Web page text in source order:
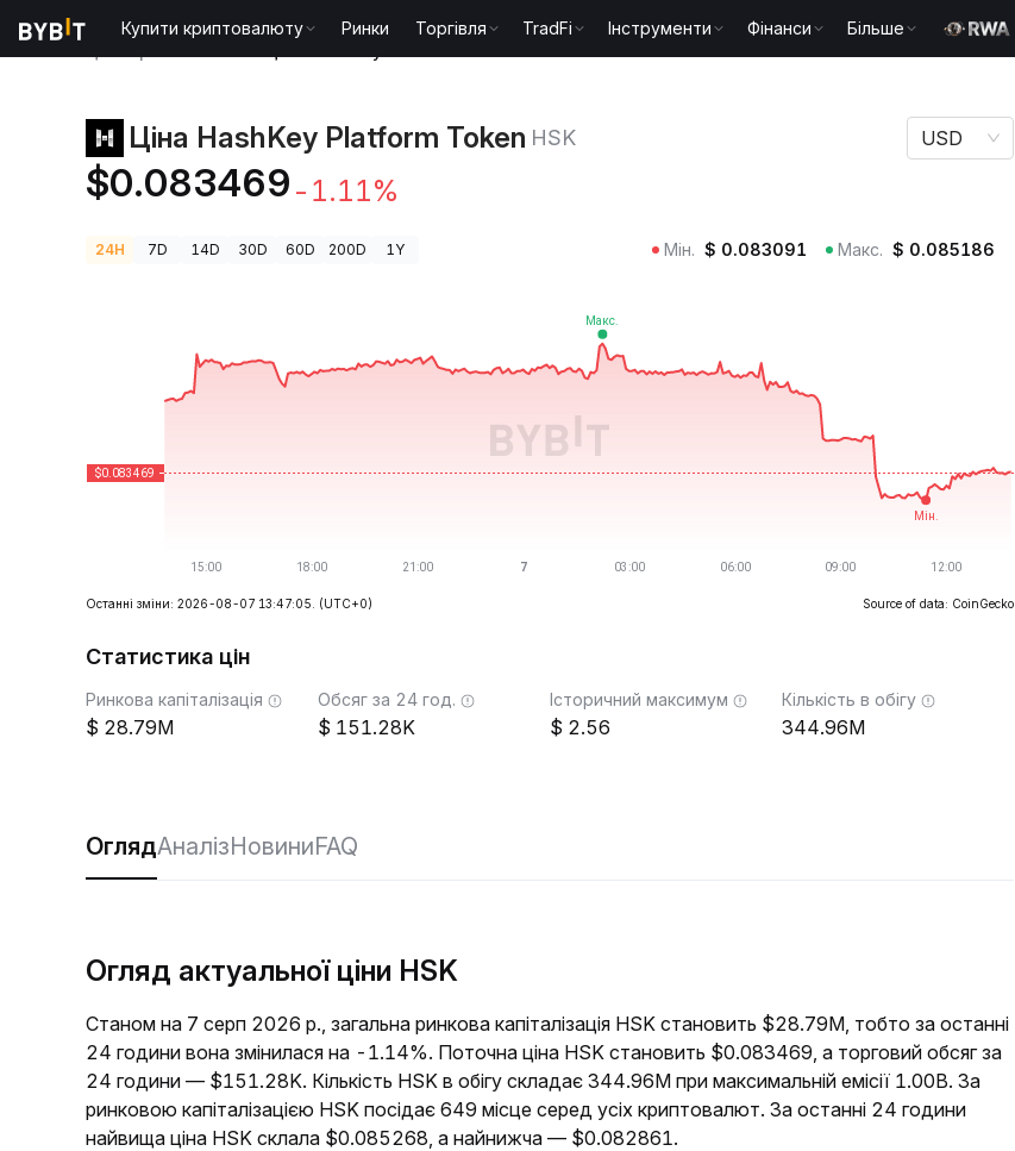
Купити криптовалюту Ринки Торгівля TradFi Інструменти Фінанси Більше
Ціна HashKey Platform Token HSK
$0.083469 -1.11%
USD
24H 7D 14D 30D 60D 200D 1Y Мін. $ 0.083091 Макс. $ 0.085186
Останні зміни: 2026-08-07 13:47:05. (UTC+0) Source of data: CoinGecko
Статистика цін
Ринкова капіталізація
28.79M
Обсяг за 24 год.
151.28K
Історичний максимум
2.56
Кількість в обігу
344.96M
ОглядАналізНовиниFAQ
Огляд актуальної ціни HSK
Станом на 7 серп 2026 р., загальна ринкова капіталізація HSK становить $28.79M, тобто за останні
24 години вона змінилася на -1.14%. Поточна ціна HSK становить $0.083469, а торговий обсяг за
24 години — $151.28K. Кількість HSK в обігу складає 344.96M при максимальній емісії 1.00B. За
ринковою капіталізацією HSK посідає 649 місце серед усіх криптовалют. За останні 24 години
найвища ціна HSK склала $0.085268, а найнижча — $0.082861.